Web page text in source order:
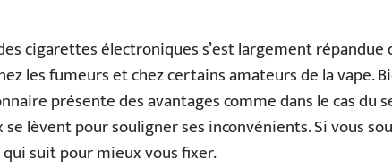
cigarettes électroniques s’est largement répandue
les fumeurs et chez certains amateurs de la vape.
présente des avantages comme dans le cas du
lèvent pour souligner ses inconvénients. Si vous
qui suit pour mieux vous fixer.